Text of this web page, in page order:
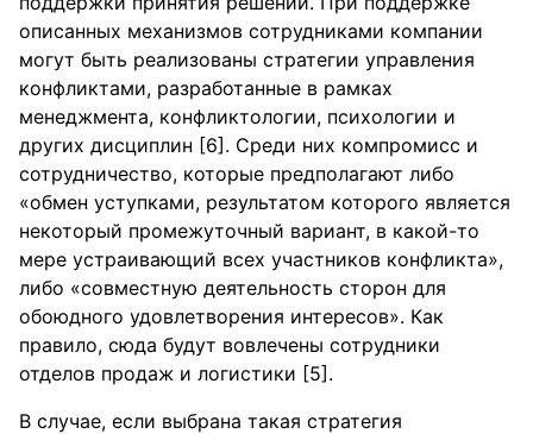
описанных механизмов сотрудниками компании
могут быть реализованы стратегии управления
конфликтами, разработанные в рамках
менеджмента, конфликтологии, психологии и
других дисциплин [6]. Среди них компромисс и
сотрудничество, которые предполагают либо
«обмен уступками, результатом которого является
некоторый промежуточный вариант, в какой-то
мере устраивающий всех участников конфликта»,
либо «совместную деятельность сторон для
обоюдного удовлетворения интересов». Как
правило, сюда будут вовлечены сотрудники
отделов продаж и логистики [5].
В случае, если выбрана такая стратегия